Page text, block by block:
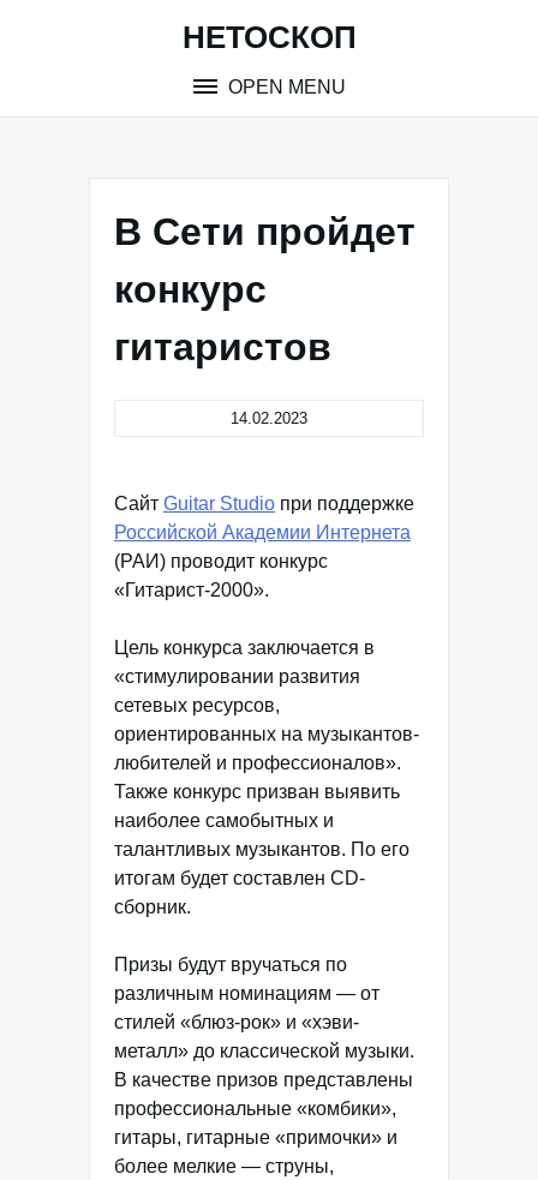
НЕТОСКОП
OPEN MENU
В Сети пройдет
конкурс
гитаристов
14.02.2023
Cайт Guitar Studio при поддержке
Российской Академии Интернета
(РАИ) проводит конкурс
«Гитарист-2000».
Цель конкурса заключается в
«стимулировании развития
сетевых ресурсов,
ориентированных на музыкантов-
любителей и профессионалов».
Также конкурс призван выявить
наиболее самобытных и
талантливых музыкантов. По его
итогам будет составлен CD-
сборник.
Призы будут вручаться по
различным номинациям — от
стилей «блюз-рок» и «хэви-
металл» до классической музыки.
В качестве призов представлены
профессиональные «комбики»,
гитары, гитарные «примочки» и
более мелкие — струны,